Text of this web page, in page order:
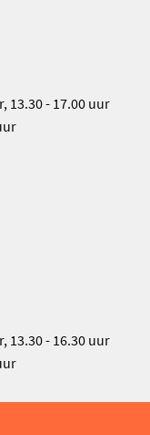
13.30 - 17.00 uur
13.30 - 16.30 uur